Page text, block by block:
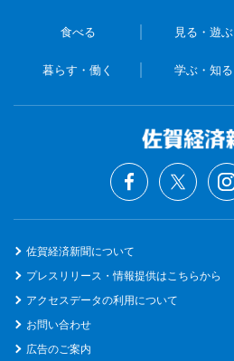
食べる 見る・遊ぶ
暮らす・働く 学ぶ・知る
佐賀経済新聞について
プレスリリース・情報提供はこちらから
アクセスデータの利用について
お問い合わせ
広告のご案内